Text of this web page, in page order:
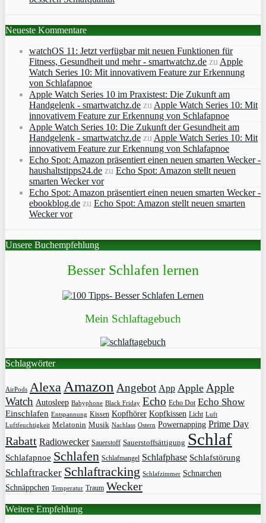
Neueste Kommentare
watchOS 11: Jetzt verfügbar mit neuen Funktionen für
Fitness, Gesundheit und mehr - smartwatchz.de zuApple
Watch Series 10: Mit innovativem Feature zur Erkennung
von Schlafapnoe
Apple Watch Series 10 im Praxistest: Die Zukunft am
Handgelenk - smartwatchz.de zuApple Watch Series 10: Mit
innovativem Feature zur Erkennung von Schlafapnoe
Apple Watch Series 10: Die Zukunft der Gesundheit am
Handgelenk - smartwatchz.de zuApple Watch Series 10: Mit
innovativem Feature zur Erkennung von Schlafapnoe
Echo Spot: Amazon präsentiert einen neuen smarten Wecker -
haushaltstipps24.de zu Echo Spot: Amazon stellt neuen
smarten Wecker vor
Echo Spot: Amazon präsentiert einen neuen smarten Wecker -
ebookblog.de zu Echo Spot: Amazon stellt neuen smarten
Wecker vor
Unsere Buchempfehlung
Besser Schlafen lernen
Mein Schlaftagebuch
Schlagwörter
AirPods Alexa Amazon Angebot App Apple Apple
Watch Autosleep Babyphone Black Friday Echo Echo Dot Echo Show
Einschlafen Entspannung Kissen Kopfhörer Kopfkissen Licht Luft
Luftfeuchtigkeit Melatonin Musik Nachlass Ostern Powernapping Prime Day
Rabatt Radiowecker Sauerstoff Sauerstoffsättigung Schlaf
Schlafapnoe Schlafen Schlafmangel Schlafphase Schlafstörung
Schlaftracker Schlaftracking Schlafzimmer Schnarchen
Schnäppchen Temperatur Traum Wecker
Weitere Empfehlung